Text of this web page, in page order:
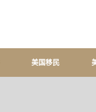
美国移民